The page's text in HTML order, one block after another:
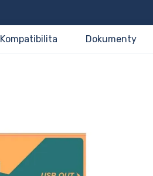
Kompatibilita Dokumenty